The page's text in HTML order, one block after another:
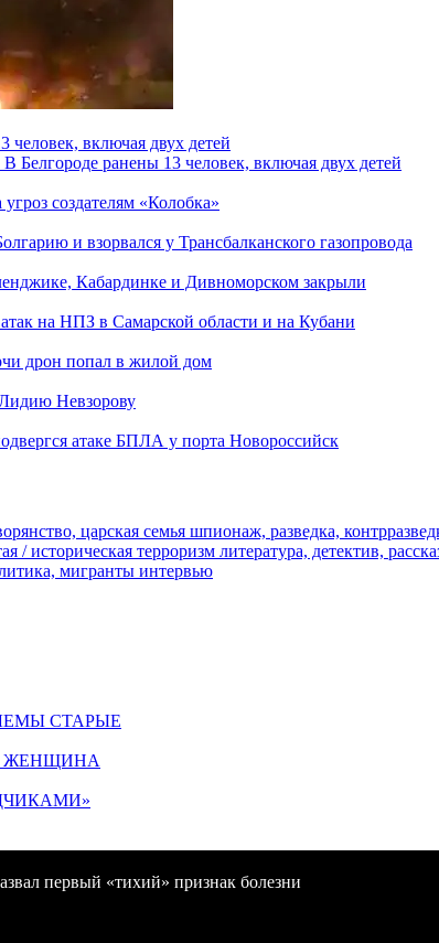
включая двух детей
Белгороде ранены 13 человек, включая двух детей
создателям «Колобка»
и взорвался у Трансбалканского газопровода
Кабардинке и Дивноморском закрыли
на НПЗ в Самарской области и на Кубани
дрон попал в жилой дом
Лидию Невзорову
атаке БПЛА у порта Новороссийск
царская семья шпионаж, разведка,
/ историческая терроризм литература, детектив,
мигранты интервью
СТАРЫЕ
ЖЕНЩИНА
первый «тихий» признак болезни